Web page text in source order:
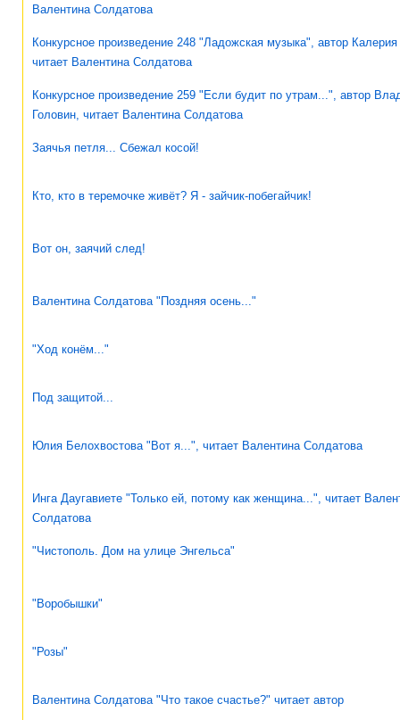
Валентина Солдатова
Конкурсное произведение 248 "Ладожская музыка", автор
читает Валентина Солдатова
Конкурсное произведение 259 "Если будит по утрам...", автор
Головин, читает Валентина Солдатова
Заячья петля... Сбежал косой!
Кто, кто в теремочке живёт? Я - зайчик-побегайчик!
Вот он, заячий след!
Валентина Солдатова "Поздняя осень..."
"Ход конём..."
Под защитой...
Юлия Белохвостова "Вот я...", читает Валентина Солдатова
Инга Даугавиете "Только ей, потому как женщина...", читает
Солдатова
"Чистополь. Дом на улице Энгельса"
"Воробышки"
"Розы"
Валентина Солдатова "Что такое счастье?" читает автор